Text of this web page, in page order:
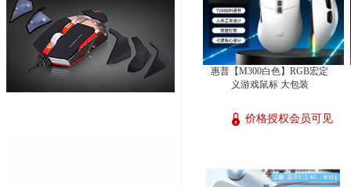
惠普【M300白色】RGB宏定
义游戏鼠标 大包装
价格授权会员可见